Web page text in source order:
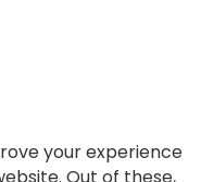
your experience